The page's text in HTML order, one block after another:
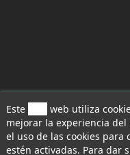
Este
web utiliza
mejorar la experiencia
el uso de las cookies
estén activadas. Para dar